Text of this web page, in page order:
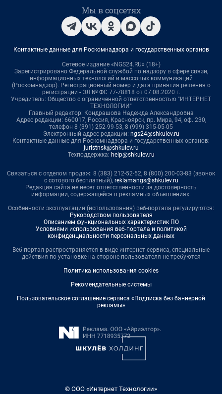
Мы в соцсетях
Контактные данные для Роскомнадзора и государственных органов
Сетевое издание «NGS24.RU» (18+)
Зарегистрировано Федеральной службой по надзору в сфере связи,
информационных технологий и массовых коммуникаций
(Роскомнадзор). Регистрационный номер и дата принятия решения о
регистрации - ЭЛ № ФС 77-78818 от 07.08.2020 г.
Учредитель: Общество с ограниченной ответственностью "ИНТЕРНЕТ
ТЕХНОЛОГИИ"
Главный редактор: Кондрашова Надежда Александровна
Адрес редакции: 660017, Россия, Красноярск, пр. Мира, 94, оф. 230,
телефон 8 (391) 252-99-53, 8 (999) 315-05-05
Электронный адрес редакции: ngs24@shkulev.ru
Контактные данные для Роскомнадзора и государственных органов:
juristnsk@shkulev.ru
Техподдержка: help@shkulev.ru
Связаться с отделом продаж: 8 (383) 212-52-52, 8 (800) 200-03-83 (звонок
с сотового бесплатный), reklamangs@shkulev.ru
Редакция сайта не несет ответственности за достоверность
информации, содержащейся в рекламных объявлениях.
Особенности эксплуатации (использования) веб-портала регулируются:
Руководством пользователя
Описанием функциональных характеристик ПО
Условиями использования веб-портала и политикой
конфиденциальности персональных данных
Веб-портал распространяется в виде интернет-сервиса, специальные
действия по установке на стороне пользователя не требуются
Политика использования cookies
Рекомендательные системы
Пользовательское соглашение сервиса «Подписка без баннерной
рекламы»
© ООО «Интернет Технологии»